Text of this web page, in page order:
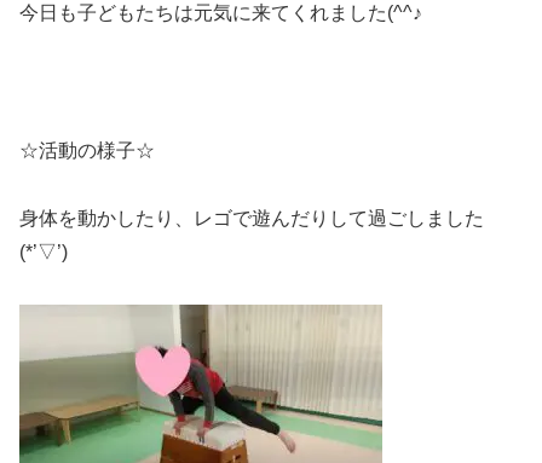
今日も子どもたちは元気に来てくれました(^^♪
☆活動の様子☆
身体を動かしたり、レゴで遊んだりして過ごしました
(*’▽’)